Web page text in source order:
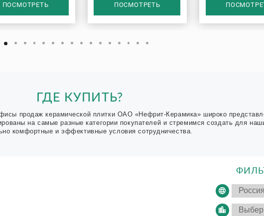
ПОСМОТРЕТЬ ПОСМОТРЕТЬ
ГДЕ КУПИТЬ?
продаж керамической плитки ОАО «Нефрит-Керамика» широко
на самые разные категории покупателей и стремимся создать для
комфортные и эффективные условия сотрудничества.